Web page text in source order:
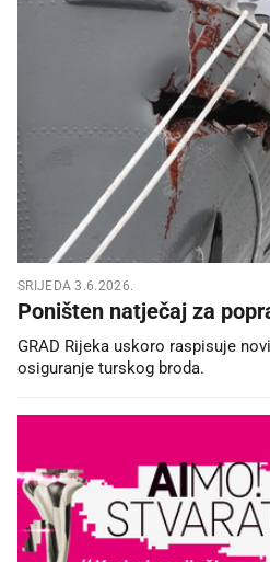
SRIJEDA 3.6.2026.
Poništen natječaj za
GRAD Rijeka uskoro raspisuje
osiguranje turskog broda.